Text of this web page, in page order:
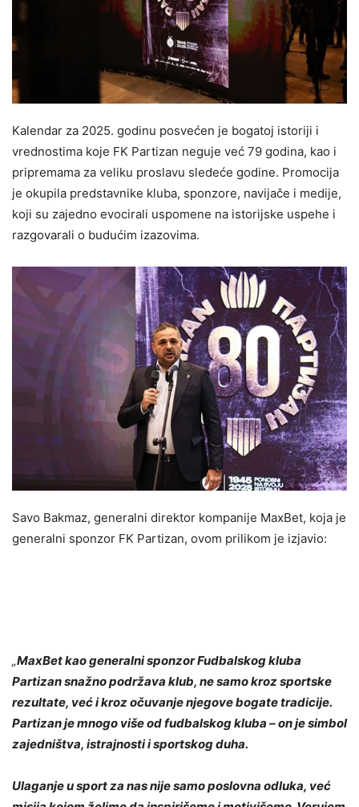
Kalendar za 2025. godinu posvećen je bogatoj istoriji i
vrednostima koje FK Partizan neguje već 79 godina, kao i
pripremama za veliku proslavu sledeće godine. Promocija
je okupila predstavnike kluba, sponzore, navijače i medije,
koji su zajedno evocirali uspomene na istorijske uspehe i
razgovarali o budućim izazovima.
Savo Bakmaz, generalni direktor kompanije MaxBet, koja je
generalni sponzor FK Partizan, ovom prilikom je izjavio:
„MaxBet kao generalni sponzor Fudbalskog kluba
Partizan snažno podržava klub, ne samo kroz sportske
rezultate, već i kroz očuvanje njegove bogate tradicije.
Partizan je mnogo više od fudbalskog kluba – on je simbol
zajedništva, istrajnosti i sportskog duha.
Ulaganje u sport za nas nije samo poslovna odluka, već